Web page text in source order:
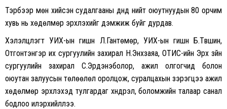
Тэрбээр мөн хийсэн судалгааны дүнд нийт оюутнуудын 80 орчим
хувь нь хөдөлмөр эрхлэхийг дэмжиж буйг дурдав.
Хэлэлцүүлэгт УИХ-ын гишүүн Л.Гантөмөр, УИХ-ын гишүүн Б.Түвшин,
Отгонтэнгэр их сургуулийн захирал Н.Энхзаяа, ОТИС-ийн Эрх зүйн
сургуулийн захирал С.Эрдэнэболор, ажил олгогчид болон
оюутан залуусын төлөөлөл оролцож, суралцахын зэрэгцээ ажил
хөдөлмөр эрхлэхэд тулгардаг хүндрэл, боломжийн талаар санал
бодлоо илэрхийллээ.